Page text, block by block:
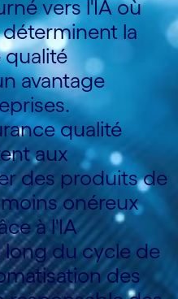
vers l'IA où
la
qualité
avantage
qualité
aux
des produits de
onéreux
à l'IA
du cycle de
des